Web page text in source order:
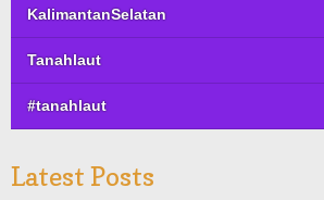
KalimantanSelatan
Tanahlaut
#tanahlaut
Latest Posts